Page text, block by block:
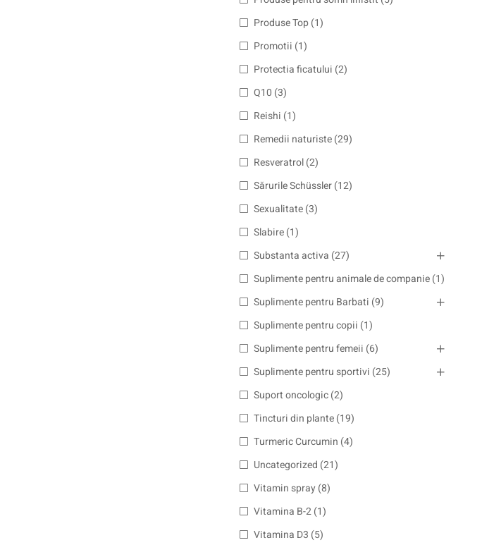
Produse Top (1)
Promotii (1)
Protectia ficatului (2)
Q10 (3)
Reishi (1)
Remedii naturiste (29)
Resveratrol (2)
Sărurile Schüssler (12)
Sexualitate (3)
Slabire (1)
Substanta activa (27)
Suplimente pentru animale de companie (1)
Suplimente pentru Barbati (9)
Suplimente pentru copii (1)
Suplimente pentru femeii (6)
Suplimente pentru sportivi (25)
Suport oncologic (2)
Tincturi din plante (19)
Turmeric Curcumin (4)
Uncategorized (21)
Vitamin spray (8)
Vitamina B-2 (1)
Vitamina D3 (5)